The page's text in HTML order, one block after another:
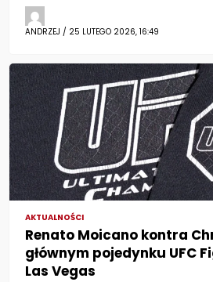
ANDRZEJ / 25 LUTEGO 2026, 16:49
AKTUALNOŚCI
Renato Moicano kontra
głównym pojedynku UFC
Las Vegas